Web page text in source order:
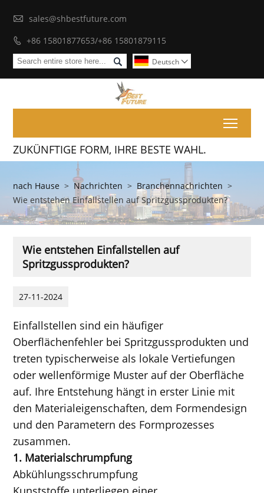
 sales@shbestfuture.com
 +86 15801877653/+86 15801879115
 Deutsch 
ZUKÜNFTIGE FORM, IHRE BESTE WAHL.
nach Hause > Nachrichten > Branchennachrichten >
Wie entstehen Einfallstellen auf Spritzgussprodukten?
Wie entstehen Einfallstellen auf
Spritzgussprodukten?
27-11-2024
Einfallstellen sind ein häufiger
Oberflächenfehler bei Spritzgussprodukten und
treten typischerweise als lokale Vertiefungen
oder wellenförmige Muster auf der Oberfläche
auf. Ihre Entstehung hängt in erster Linie mit
den Materialeigenschaften, dem Formendesign
und den Parametern des Formprozesses
zusammen.
1. Materialschrumpfung
Abkühlungsschrumpfung